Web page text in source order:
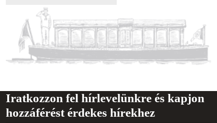
Iratkozzon fel hírlevelünkre és kapjon
hozzáférést érdekes hírekhez